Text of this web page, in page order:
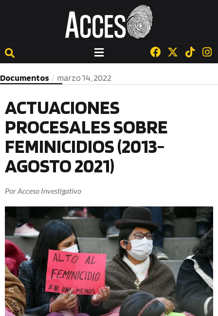
Documentos marzo 14, 2022
ACTUACIONES
PROCESALES SOBRE
FEMINICIDIOS (2013-
AGOSTO 2021)
PorAcceso Investigativo